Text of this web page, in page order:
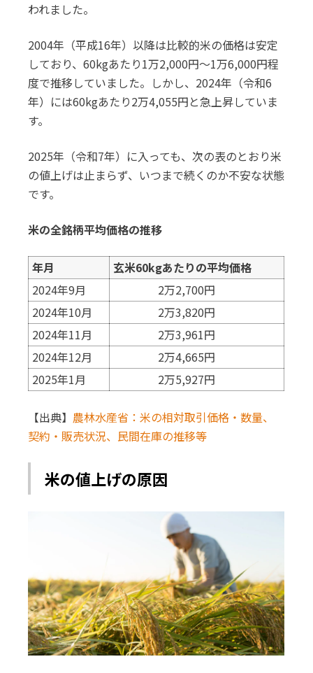
われました。
2004年（平成16年）以降は比較的米の価格は安定
しており、60kgあたり1万2,000円〜1万6,000円程
度で推移していました。しかし、2024年（令和6
年）には60kgあたり2万4,055円と急上昇していま
す。
2025年（令和7年）に入っても、次の表のとおり米
の値上げは止まらず、いつまで続くのか不安な状態
です。
米の全銘柄平均価格の推移
年月
玄米60kgあたりの平均価格
2024年9月
2万2,700円
2024年10月
2万3,820円
2024年11月
2万3,961円
2024年12月
2万4,665円
2025年1月
2万5,927円
【出典】 農林水産省：米の相対取引価格・数量、
契約・販売状況、民間在庫の推移等
米の値上げの原因